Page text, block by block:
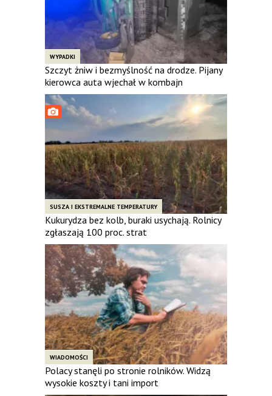
WYPADKI
Szczyt żniw i bezmyślność na drodze. Pijany
kierowca auta wjechał w kombajn
SUSZA I EKSTREMALNE TEMPERATURY
Kukurydza bez kolb, buraki usychają. Rolnicy
zgłaszają 100 proc. strat
WIADOMOŚCI
Polacy stanęli po stronie rolników. Widzą
wysokie koszty i tani import